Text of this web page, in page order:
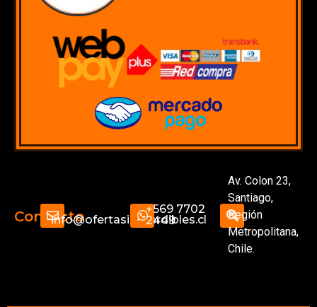
Contactoinfo@ofertasimperdibles.cl
+569 7702
2449
Av. Colon 23,
Santiago,
Región
Metropolitana,
Chile.